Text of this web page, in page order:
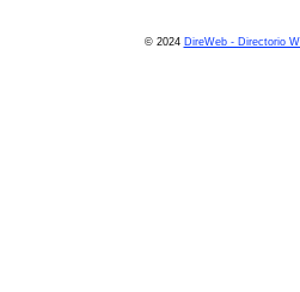
© 2024 DireWeb - Directorio